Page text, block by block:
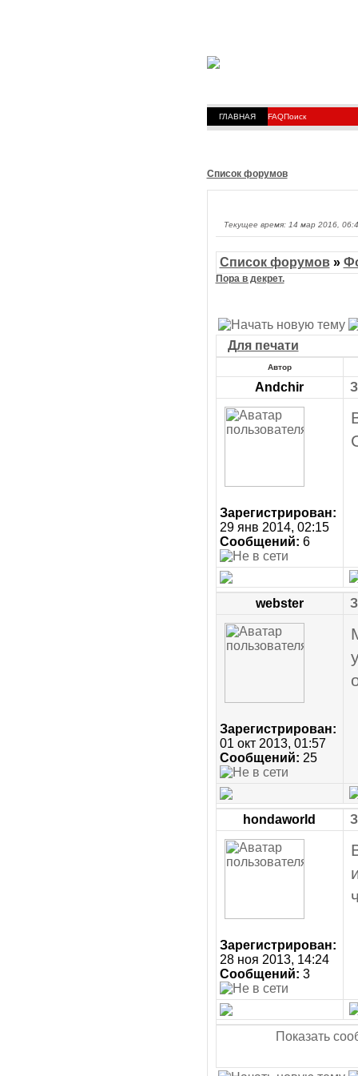
ГЛАВНАЯ FAQПоиск
Список форумов
Текущее время: 14 мар 2016,
Список форумов»
Пора в декрет.
Для печати
Автор
Andchir
Зарегистрирован:
29 янв 2014, 02:15
Сообщений: 6
webster
Зарегистрирован:
01 окт 2013, 01:57
Сообщений: 25
hondaworld
Зарегистрирован:
28 ноя 2013, 14:24
Сообщений: 3
Показать